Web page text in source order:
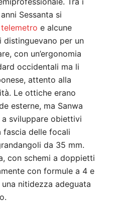
Sessanta si
telemetro e alcune
distinguevano per un
con un’ergonomia
occidentali ma li
attento alla
Le ottiche erano
esterne, ma Sanwa
sviluppare obiettivi
delle focali
da 35 mm.
con schemi a doppietti
con formule a 4 e
nitidezza adeguata